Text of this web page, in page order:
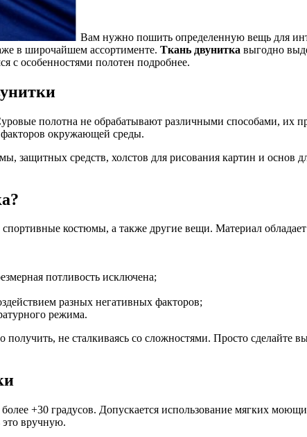
Вам нужно пошить определенную вещь для
в широчайшем ассортименте. Ткань двунитка выгодно
с особенностями полотен подробнее.
полотна не обрабатывают различными способами,
окружающей среды.
защитных средств, холстов для рисования картин и
костюмы, а также другие вещи. Материал
потливость исключена;
разных негативных факторов;
режима.
не сталкиваясь со сложностями. Просто сделайте
+30 градусов. Допускается использование мягких
это вручную.